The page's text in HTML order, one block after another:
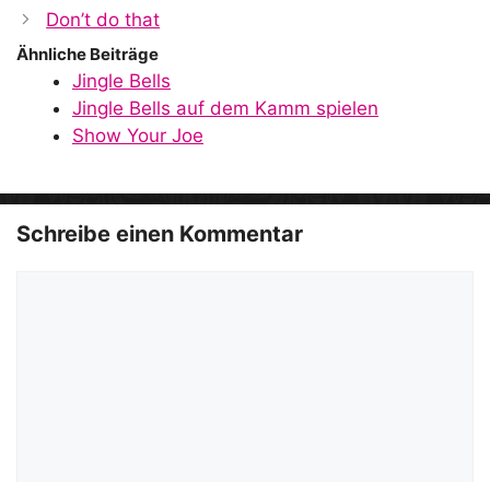
i
d
e
Don’t do that
Ähnliche Beiträge
Jingle Bells
Jingle Bells auf dem Kamm spielen
Show Your Joe
Schreibe einen Kommentar